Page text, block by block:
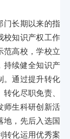
门长期以来的指
校知识产权工作
范高校，学校立
持续健全知识产
。通过提升转化
化尽职免责、
师生科研创新活
地，先后入选国
转化运用优秀案